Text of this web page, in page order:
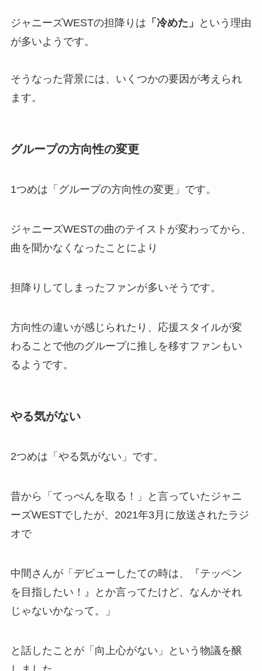
末澤誠也の同期は誰がいる？向井
人数減る？推移は？値段や会員証
平野紫耀の血液型は？母親写真
邸なども調査
ジャニーズポスターの買取はまん
だらけ・駿河屋・ジャニランドで
ジャニーズWESTの担降りは 「冷めた」
という理由
が多いようです。
そうなった背景には、いくつかの要因が考えられ
ます。
グループの方向性の変更
1つめは「グループの方向性の変更」です。
ジャニーズWESTの曲のテイストが変わってから、
曲を聞かなくなったことにより
担降りしてしまったファンが多いそうです。
方向性の違いが感じられたり、応援スタイルが変
わることで他のグループに推しを移すファンもい
るようです。
やる気がない
2つめは「やる気がない」です。
昔から「てっぺんを取る！」と言っていたジャニ
ーズWESTでしたが、2021年3月に放送されたラジ
オで
中間さんが「デビューしたての時は、『テッペン
を目指したい！』とか言ってたけど、なんかそれ
じゃないかなって。」
と話したことが「向上心がない」という物議を醸